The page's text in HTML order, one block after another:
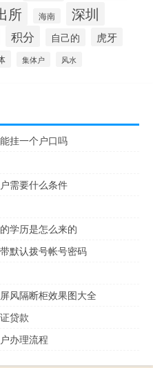
所 海南 深圳
积分 自己的 虎牙
集体户 风水
挂一个户口吗
需要什么条件
学历是怎么来的
默认拨号帐号密码
风隔断柜效果图大全
贷款
办理流程